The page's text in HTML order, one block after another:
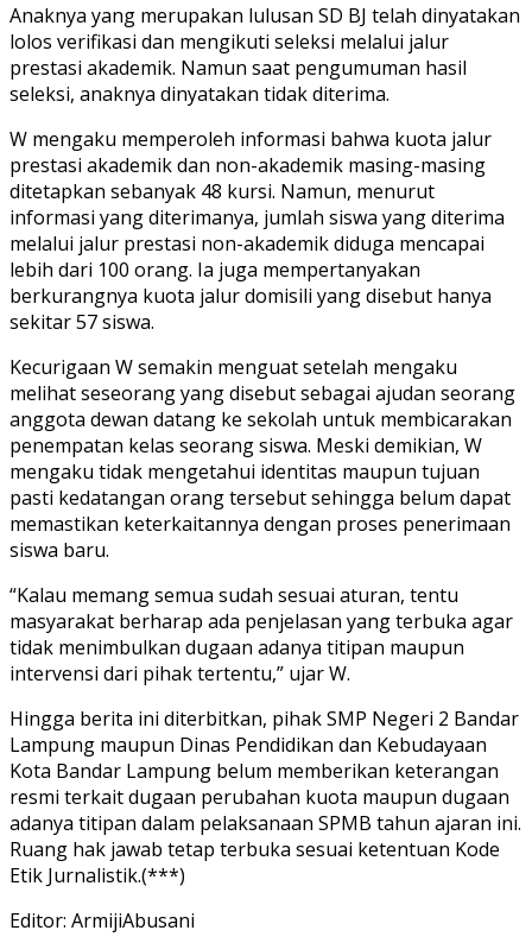
Anaknya yang merupakan lulusan SD BJ telah dinyatakan
lolos verifikasi dan mengikuti seleksi melalui jalur
prestasi akademik. Namun saat pengumuman hasil
seleksi, anaknya dinyatakan tidak diterima.
W mengaku memperoleh informasi bahwa kuota jalur
prestasi akademik dan non-akademik masing-masing
ditetapkan sebanyak 48 kursi. Namun, menurut
informasi yang diterimanya, jumlah siswa yang diterima
melalui jalur prestasi non-akademik diduga mencapai
lebih dari 100 orang. Ia juga mempertanyakan
berkurangnya kuota jalur domisili yang disebut hanya
sekitar 57 siswa.
Kecurigaan W semakin menguat setelah mengaku
melihat seseorang yang disebut sebagai ajudan seorang
anggota dewan datang ke sekolah untuk membicarakan
penempatan kelas seorang siswa. Meski demikian, W
mengaku tidak mengetahui identitas maupun tujuan
pasti kedatangan orang tersebut sehingga belum dapat
memastikan keterkaitannya dengan proses penerimaan
siswa baru.
“Kalau memang semua sudah sesuai aturan, tentu
masyarakat berharap ada penjelasan yang terbuka agar
tidak menimbulkan dugaan adanya titipan maupun
intervensi dari pihak tertentu,” ujar W.
Hingga berita ini diterbitkan, pihak SMP Negeri 2 Bandar
Lampung maupun Dinas Pendidikan dan Kebudayaan
Kota Bandar Lampung belum memberikan keterangan
resmi terkait dugaan perubahan kuota maupun dugaan
adanya titipan dalam pelaksanaan SPMB tahun ajaran ini.
Ruang hak jawab tetap terbuka sesuai ketentuan Kode
Etik Jurnalistik.(***)
Editor: ArmijiAbusani